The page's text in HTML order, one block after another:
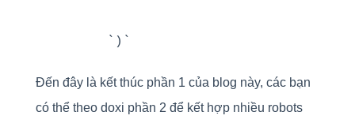
Đến đây là kết thúc phần 1 của blog này, các bạn
có thể theo doxi phần 2 để kết hợp nhiều robots